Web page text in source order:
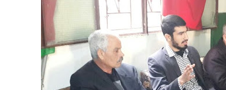
31 ديسمبر 2025